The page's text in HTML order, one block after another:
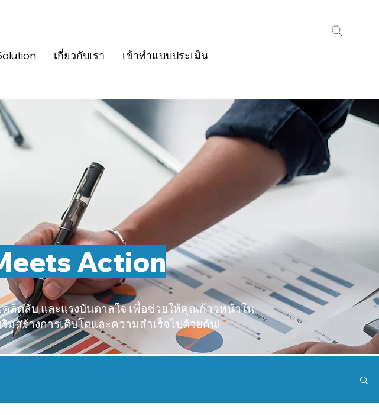
เกี่ยวกับเรา เข้าทำแบบประเมิน
Action
ล็ดลับ และแรงบันดาลใจ เพื่อช่วยให้คุณก้าวหน้าใน
มสร้างการเติบโตและความสำเร็จไปด้วยกัน!